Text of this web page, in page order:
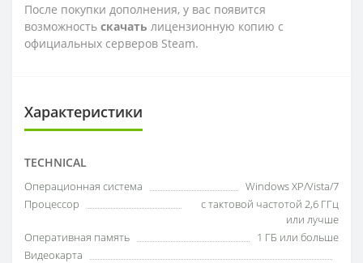
После покупки дополнения, у вас появится
возможность скачать лицензионную копию с
официальных серверов Steam.
Характеристики
TECHNICAL
Операционная система
Windows XP/Vista/7
Процессор
с тактовой частотой 2,6 ГГц
или лучше
Оперативная память
1 ГБ или больше
Видеокарта